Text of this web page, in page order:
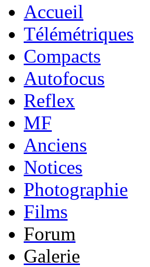
Accueil
Télémétriques
Compacts
Autofocus
Reflex
MF
Anciens
Notices
Photographie
Films
Forum
Galerie